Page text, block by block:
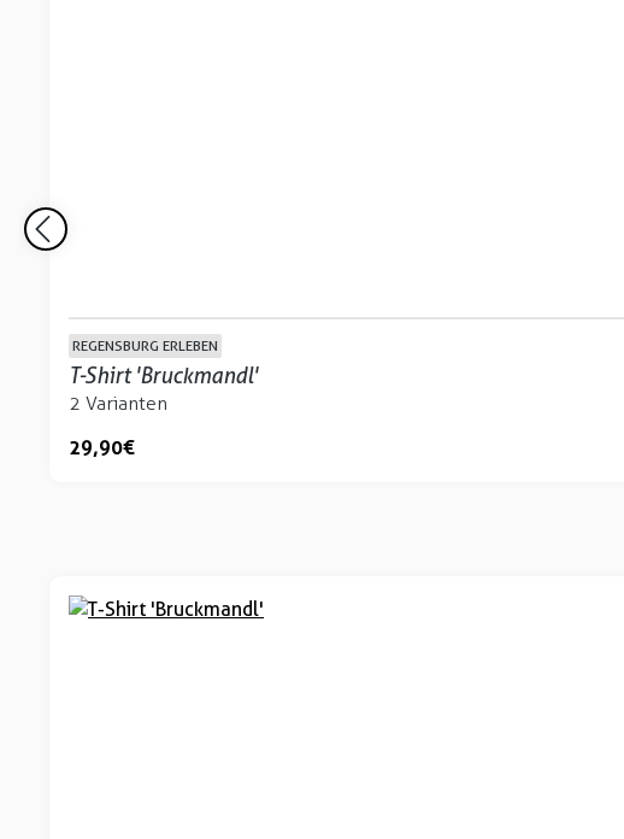
REGENSBURG ERLEBEN
T-Shirt 'Bruckmandl'
2 Varianten
29,90 €